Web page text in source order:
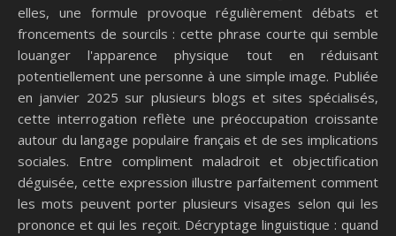
elles, une formule provoque régulièrement débats et
froncements de sourcils : cette phrase courte qui semble
louanger l'apparence physique tout en réduisant
potentiellement une personne à une simple image. Publiée
en janvier 2025 sur plusieurs blogs et sites spécialisés,
cette interrogation reflète une préoccupation croissante
autour du langage populaire français et de ses implications
sociales. Entre compliment maladroit et objectification
déguisée, cette expression illustre parfaitement comment
les mots peuvent porter plusieurs visages selon qui les
prononce et qui les reçoit. Décryptage linguistique : quand